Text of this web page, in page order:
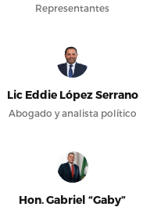
Representantes
Lic Eddie López Serrano
Abogado y analista político
Hon. Gabriel “Gaby”